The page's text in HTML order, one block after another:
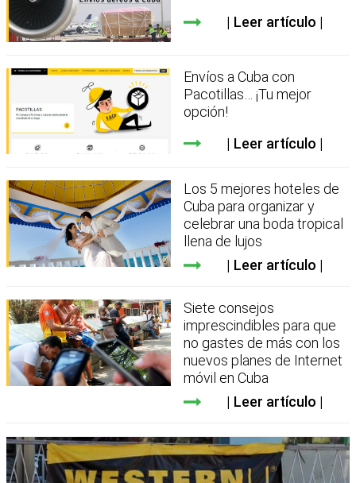
Leer artículo
Envíos a Cuba con
Pacotillas… ¡Tu mejor
opción!
Leer artículo
Los 5 mejores hoteles de
Cuba para organizar y
celebrar una boda tropical
llena de lujos
Leer artículo
Siete consejos
imprescindibles para que
no gastes de más con los
nuevos planes de Internet
móvil en Cuba
Leer artículo